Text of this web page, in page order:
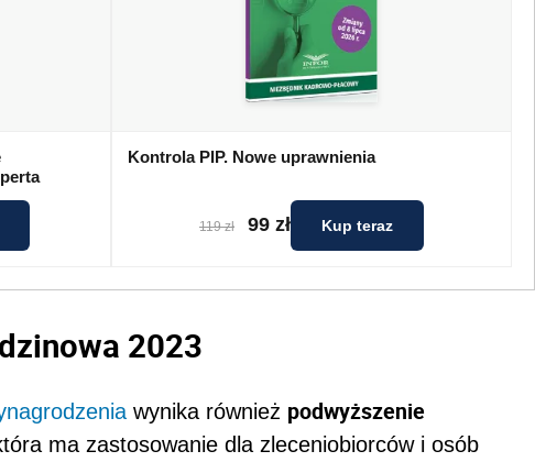
Kontrola PIP. Nowe uprawnienia
119 zł 99 zł Kup teraz
2023
wynika również podwyższenie
ma zastosowanie dla zleceniobiorców i osób